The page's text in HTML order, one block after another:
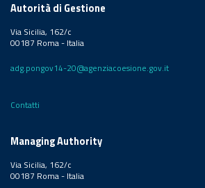
Autorità di Gestione
Via Sicilia, 162/c
00187 Roma - Italia
adg.pongov14-20@agenziacoesione.gov.it
Contatti
Managing Authority
Via Sicilia, 162/c
00187 Roma - Italia